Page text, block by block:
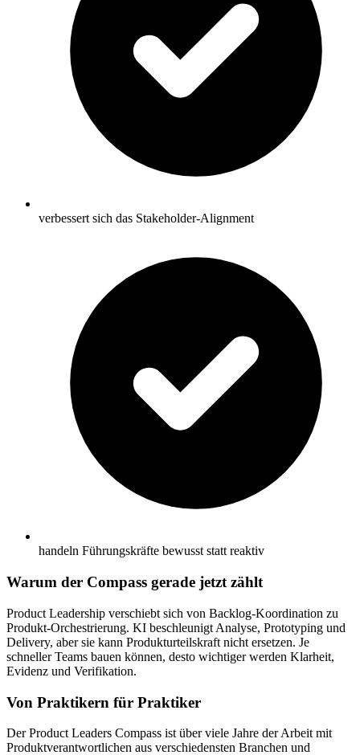
verbessert sich das Stakeholder-Alignment
handeln Führungskräfte bewusst statt reaktiv
Warum der Compass gerade jetzt zählt
Product Leadership verschiebt sich von Backlog-Koordination zu
Produkt-Orchestrierung. KI beschleunigt Analyse, Prototyping und
Delivery, aber sie kann Produkturteilskraft nicht ersetzen. Je
schneller Teams bauen können, desto wichtiger werden Klarheit,
Evidenz und Verifikation.
Von Praktikern für Praktiker
Der Product Leaders Compass ist über viele Jahre der Arbeit mit
Produktverantwortlichen aus verschiedensten Branchen und